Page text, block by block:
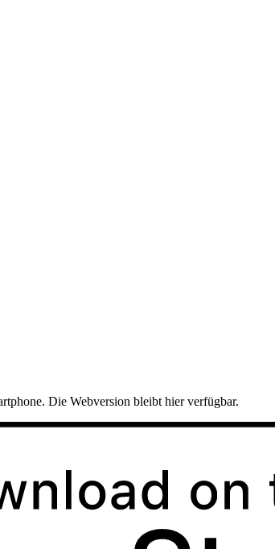
Die Webversion bleibt hier verfügbar.